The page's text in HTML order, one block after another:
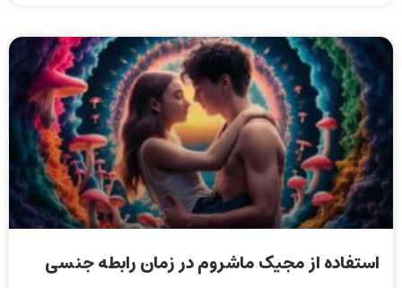
استفاده از مجیک ماشروم در زمان رابطه جنسی